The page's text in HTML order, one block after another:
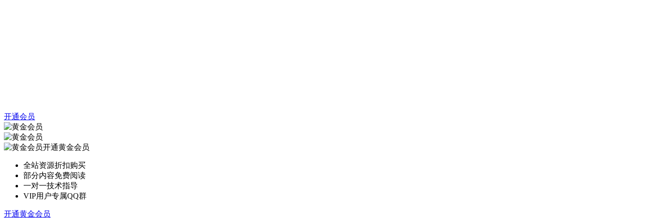
开通会员
开通黄金会员
全站资源折扣购买
部分内容免费阅读
一对一技术指导
VIP用户专属QQ群
开通黄金会员